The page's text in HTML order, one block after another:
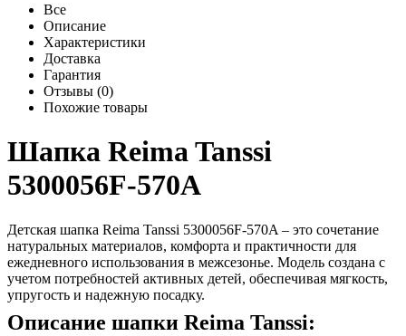
Все
Описание
Характеристики
Доставка
Гарантия
Отзывы (0)
Похожие товары
Шапка Reima Tanssi
5300056F-570A
Детская шапка Reima Tanssi 5300056F-570A – это сочетание
натуральных материалов, комфорта и практичности для
ежедневного использования в межсезонье. Модель создана с
учетом потребностей активных детей, обеспечивая мягкость,
упругость и надежную посадку.
Описание шапки Reima Tanssi: